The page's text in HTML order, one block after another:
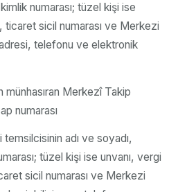
numarası; tüzel kişi ise
ticaret sicil numarası ve Merkezi
telefonu ve elektronik
münhasıran Merkezî Takip
numarası
adı ve soyadı,
tüzel kişi ise unvanı, vergi
sicil numarası ve Merkezi